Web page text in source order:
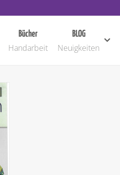
Bücher
Handarbeit
BLOG
Neuigkeiten